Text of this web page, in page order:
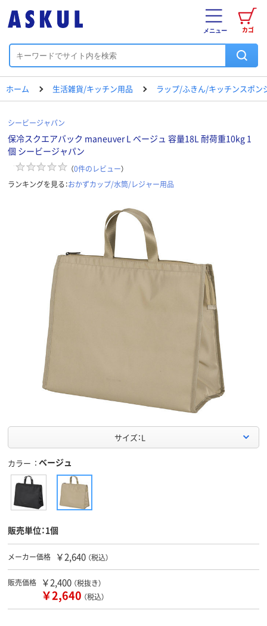
カゴ
メニュー
ホーム 生活雑貨/キッチン用品 ラップ/ふきん/キッチンスポン
シービージャパン
保冷スクエアバック maneuver L ベージュ 容量18L 耐荷重10kg 1
個 シービージャパン
（0件のレビュー）
ランキングを見る：おかずカップ/水筒/レジャー用品
サイズ：L
カラー ベージュ
販売単位：1個
メーカー価格 ￥2,640 （税込）
販売価格 ￥2,400 （税抜き）
￥2,640 （税込）